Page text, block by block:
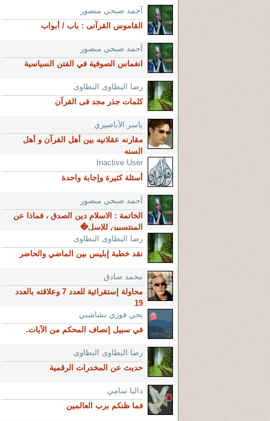
آحمد صبحي منصور
القاموس القرآنى : باب / أبواب
آحمد صبحي منصور
انغماس الصوفية في الفتن السياسية
رضا البطاوى البطاوى
كلمات جذر مجد فى القرآن
ياسر الأباصيري
مقارنه عقلانيه بين أهل القرآن و أهل
السنه
Inactive User
أسئلة كثيرة وإجابة واحدة
آحمد صبحي منصور
الخاتمة : الاسلام دين الصدق ، فماذا عن
المنتسبين للإسل�
رضا البطاوى البطاوى
نقد خطبة إبليس بين الماضي والحاضر
محمد صادق
محاولة إستقرائية للعدد 7 وعلاقته بالعدد
19
يحي فوزي نشاشبي
في سبيل إنصاف المحكم من الآيات.
رضا البطاوى البطاوى
حديث عن المخدرات الرقمية
داليا سامي
فما ظنكم برب العالمين